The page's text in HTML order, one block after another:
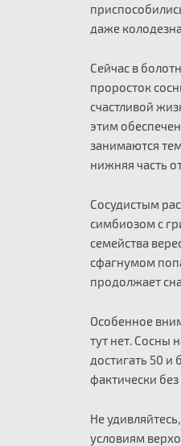
даже
Сейчас в
проросток
счастливой
этим
занимаются
нижняя часть
Сосудистым
симбиозом с
семейства
сфагнумом
продолжает
Особенное
тут нет. Сосны
достигать 50
фактически
Не
условиям